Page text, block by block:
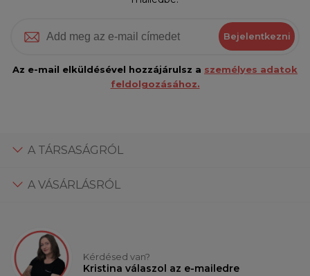
Bejelentkezni
Az e-mail elküldésével hozzájárulsz a személyes adatok
feldolgozásához.
A TÁRSASÁGRÓL
A VÁSÁRLÁSRÓL
Kérdésed van?
Kristina válaszol az e-mailedre